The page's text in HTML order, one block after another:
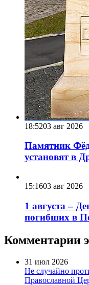
18:5203 авг 2026
Памятник
установят в
15:1603 авг 2026
1 августа –
погибших в
Комментарии
31 июл 2026
Не случайно
Православной